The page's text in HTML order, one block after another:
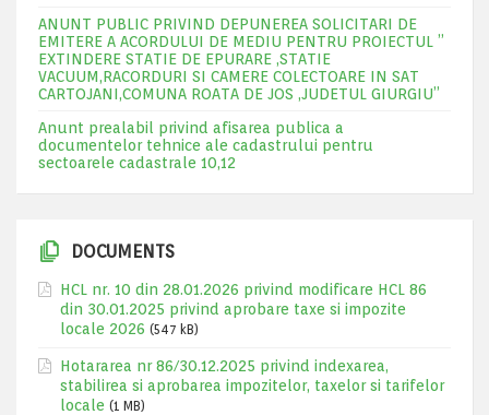
ANUNT PUBLIC PRIVIND DEPUNEREA SOLICITARI DE
EMITERE A ACORDULUI DE MEDIU PENTRU PROIECTUL ”
EXTINDERE STATIE DE EPURARE ,STATIE
VACUUM,RACORDURI SI CAMERE COLECTOARE IN SAT
CARTOJANI,COMUNA ROATA DE JOS ,JUDETUL GIURGIU”
Anunt prealabil privind afisarea publica a
documentelor tehnice ale cadastrului pentru
sectoarele cadastrale 10,12
DOCUMENTS
HCL nr. 10 din 28.01.2026 privind modificare HCL 86
din 30.01.2025 privind aprobare taxe si impozite
locale 2026 (547 kB)
Hotararea nr 86/30.12.2025 privind indexarea,
stabilirea si aprobarea impozitelor, taxelor si tarifelor
locale (1 MB)